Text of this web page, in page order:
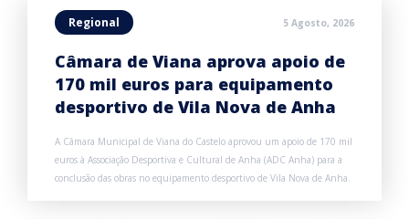
Regional 5 Agosto, 2026
Câmara de Viana aprova apoio de
170 mil euros para equipamento
desportivo de Vila Nova de Anha
A Câmara Municipal de Viana do Castelo aprovou um apoio de 170 mil
euros à Associação Desportiva e Cultural de Anha (ADC Anha) para a
conclusão das obras no equipamento desportivo de Vila Nova de Anha.